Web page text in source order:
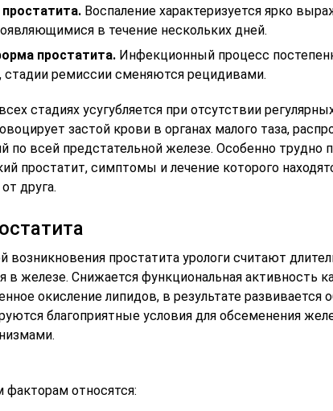
Воспаление характеризуется ярко
в течение нескольких дней.
простатита. Инфекционный процесс
стадии ремиссии сменяются рецидивами.
стадиях усугубляется при отсутствии
застой крови в органах малого таза,
по всей предстательной железе. Особенно трудно
простатит, симптомы и лечение которого
друга.
возникновения простатита урологи считают
в железе. Снижается функциональная активность
окисление липидов, в результате развивается
благоприятные условия для обсеменения
относятся: